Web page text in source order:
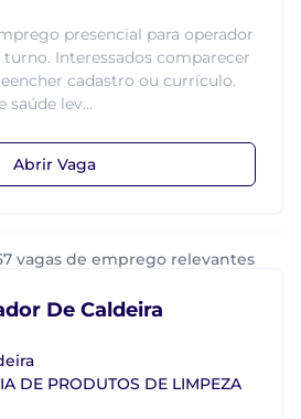
presencial para operador
turno. Interessados comparecer
cadastro ou currículo.
saúde lev...
Abrir Vaga
vagas de emprego relevantes
De Caldeira
DE PRODUTOS DE LIMPEZA